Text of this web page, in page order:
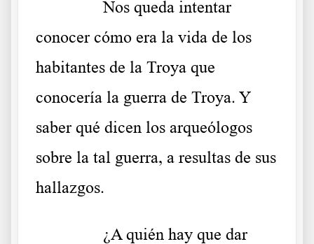
……….Nos queda intentar
conocer cómo era la vida de los
habitantes de la Troya que
conocería la guerra de Troya. Y
saber qué dicen los arqueólogos
sobre la tal guerra, a resultas de sus
hallazgos.
¿A quién hay que dar